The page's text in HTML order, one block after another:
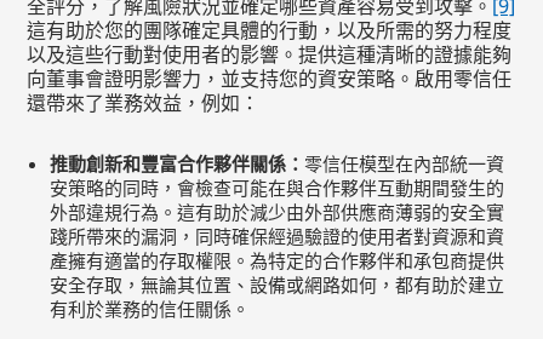
全評分，了解風險狀況並確定哪些資產容易受到攻擊。 [9]
這有助於您的團隊確定具體的行動，以及所需的努力程度
以及這些行動對使用者的影響。提供這種清晰的證據能夠
向董事會證明影響力，並支持您的資安策略。啟用零信任
還帶來了業務效益，例如：
推動創新和豐富合作夥伴關係： 零信任模型在內部統一資
安策略的同時，會檢查可能在與合作夥伴互動期間發生的
外部違規行為。這有助於減少由外部供應商薄弱的安全實
踐所帶來的漏洞，同時確保經過驗證的使用者對資源和資
產擁有適當的存取權限。為特定的合作夥伴和承包商提供
安全存取，無論其位置、設備或網路如何，都有助於建立
有利於業務的信任關係。